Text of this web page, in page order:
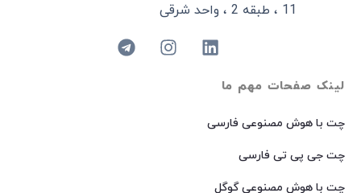
لینک صفحات مهم ما
چت با هوش مصنوعی فارسی
چت جی پی تی فارسی
چت با هوش مصنوعی گوگل
11 ، طبقه 2 ، واحد شرقی